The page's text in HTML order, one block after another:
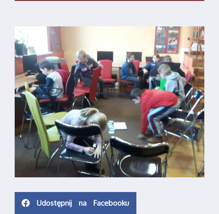
Udostępnij na Facebooku